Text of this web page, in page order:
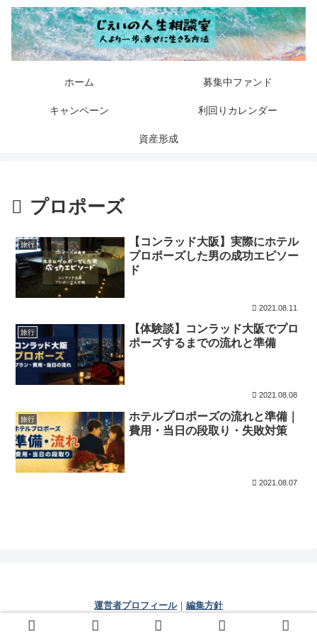
ホーム 募集中ファンド
キャンペーン 利回りカレンダー
資産形成
プロポーズ
旅行
【コンラッド大阪】実際にホテル
プロポーズした男の成功エピソー
ド
2021.08.11
旅行
【体験談】コンラッド大阪でプロ
ポーズするまでの流れと準備
2021.08.08
旅行
ホテルプロポーズの流れと準備｜
費用・当日の段取り・失敗対策
2021.08.07
運営者プロフィール｜ 編集方針
© 2021 じぇいの人生相談室.